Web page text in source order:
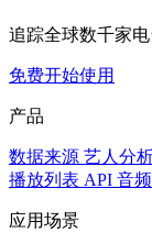
追踪全球数千家
免费开始使用
产品
数据来源 艺人分
播放列表 API 音
应用场景